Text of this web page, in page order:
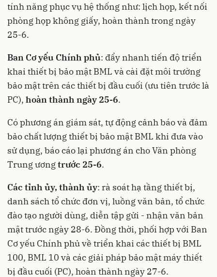
tính năng phục vụ hệ thống như: lịch họp, kết nối
phòng họp không giấy, hoàn thành trong ngày
25-6.
Ban Cơ yếu Chính phủ: đẩy nhanh tiến độ triển
khai thiết bị bảo mật BML và cài đặt môi trường
bảo mật trên các thiết bị đầu cuối (ưu tiên trước là
PC), hoàn thành ngày 25-6.
Có phương án giám sát, tự động cảnh báo và đảm
bảo chất lượng thiết bị bảo mật BML khi đưa vào
sử dụng, báo cáo lại phương án cho Văn phòng
Trung ươngtrước 25-6.
Các tỉnh ủy, thành ủy: rà soát hạ tầng thiết bị,
danh sách tổ chức đơn vị, luồng văn bản, tổ chức
đào tạo người dùng, diễn tập gửi - nhận văn bản
mật trước ngày 28-6. Đồng thời, phối hợp với Ban
Cơ yếu Chính phủ về triển khai các thiết bị BML
100, BML 10 và các giải pháp bảo mật máy thiết
bị đầu cuối (PC), hoàn thành ngày 27-6.